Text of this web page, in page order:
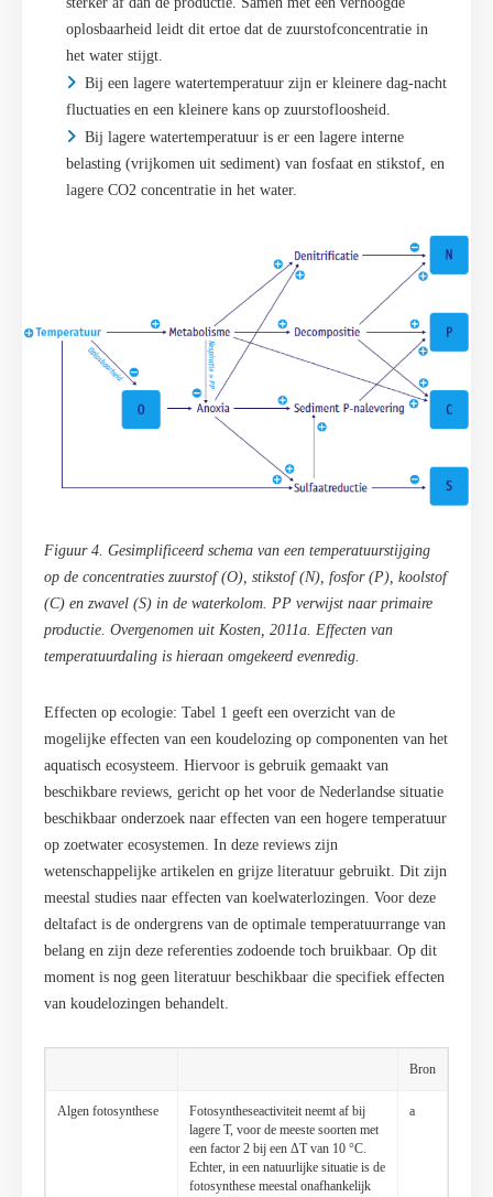
oplosbaarheid leidt dit ertoe dat de zuurstofconcentratie in
het water stijgt.
Bij een lagere watertemperatuur zijn er kleinere dag-nacht
fluctuaties en een kleinere kans op zuurstofloosheid.
Bij lagere watertemperatuur is er een lagere interne
belasting (vrijkomen uit sediment) van fosfaat en stikstof, en
lagere CO2 concentratie in het water.
Figuur 4. Gesimplificeerd schema van een temperatuurstijging
op de concentraties zuurstof (O), stikstof (N), fosfor (P), koolstof
(C) en zwavel (S) in de waterkolom. PP verwijst naar primaire
productie. Overgenomen uit Kosten, 2011a. Effecten van
temperatuurdaling is hieraan omgekeerd evenredig.
Effecten op ecologie: Tabel 1 geeft een overzicht van de
mogelijke effecten van een koudelozing op componenten van het
aquatisch ecosysteem. Hiervoor is gebruik gemaakt van
beschikbare reviews, gericht op het voor de Nederlandse situatie
beschikbaar onderzoek naar effecten van een hogere temperatuur
op zoetwater ecosystemen. In deze reviews zijn
wetenschappelijke artikelen en grijze literatuur gebruikt. Dit zijn
meestal studies naar effecten van koelwaterlozingen. Voor deze
deltafact is de ondergrens van de optimale temperatuurrange van
belang en zijn deze referenties zodoende toch bruikbaar. Op dit
moment is nog geen literatuur beschikbaar die specifiek effecten
van koudelozingen behandelt.
Bron
Algen fotosynthese
Fotosyntheseactiviteit neemt af bij
lagere T, voor de meeste soorten met
een factor 2 bij een ΔT van 10 °C.
Echter, in een natuurlijke situatie is de
fotosynthese meestal onafhankelijk
a